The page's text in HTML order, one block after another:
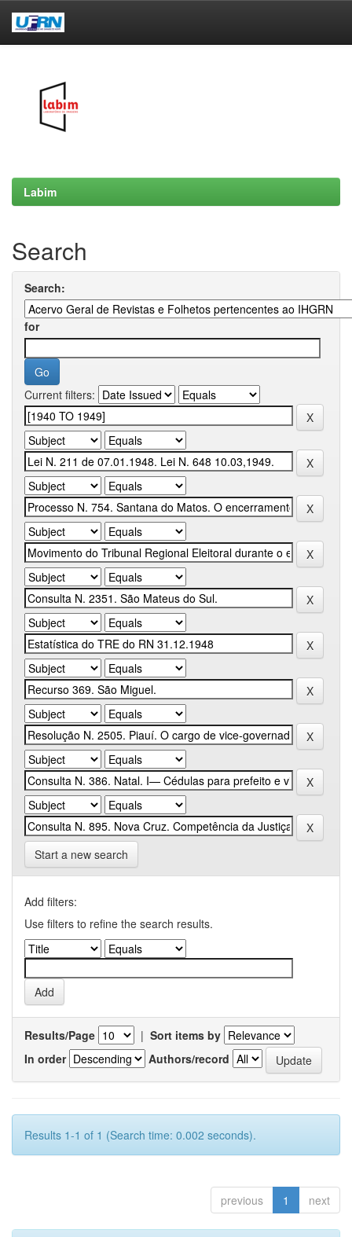
Labim
Search
Search:
for
Current filters:
Start a new search
Add filters:
Use filters to refine the search results.
Results/Page | Sort items by
In order
Authors/record
Results 1-1 of 1 (Search time: 0.002 seconds).
previous 1 next